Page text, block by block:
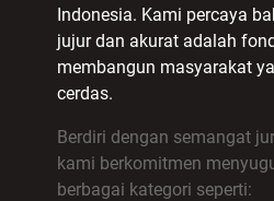
Indonesia. Kami percaya
jujur dan akurat adalah
membangun masyarakat
cerdas.
Berdiri dengan semangat
kami berkomitmen
berbagai kategori seperti: